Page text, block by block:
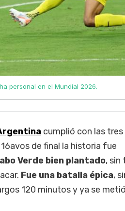
personal en el Mundial 2026.
cumplió con las tres
de final la historia fue
Verde bien plantado, sin
Fue una batalla épica,
120 minutos y ya se